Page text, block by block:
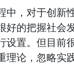
中，对于创新
好的把握社会
设置。但目前
理论，忽略实